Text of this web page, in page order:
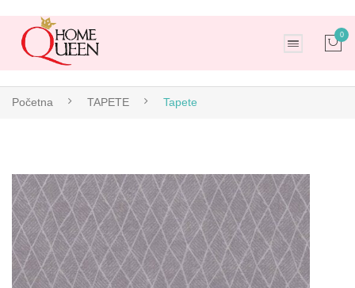
0
Početna
TAPETE Tapete